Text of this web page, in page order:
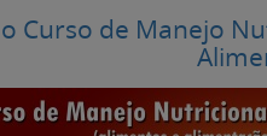
Curso de Manejo